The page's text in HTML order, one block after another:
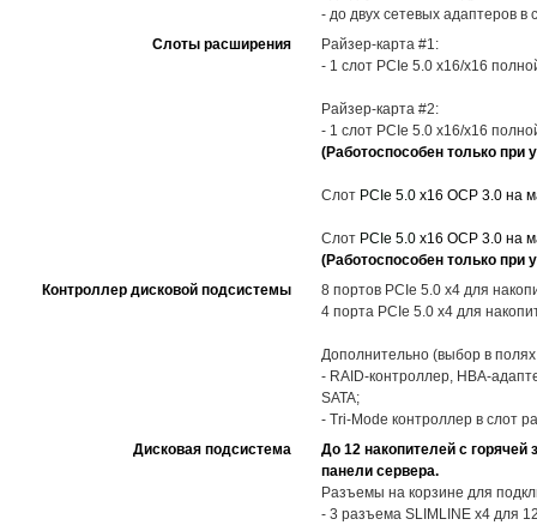
- до двух сетевых адаптеров
Слоты расширения
Райзер-карта #1:
- 1 слот PCIe 5.0 x16/x16
Райзер-карта #2:
- 1 слот PCIe 5.0 x16/x16
(Работоспособен только при
Слот PCIe 5.0 x16 OCP 3.0 на
Слот PCIe 5.0 x16 OCP 3.0 на
(Работоспособен только при
Контроллер дисковой подсистемы
8 портов PCIe 5.0 x4 для
4 порта PCIe 5.0 x4 для
Дополнительно (выбор в
- RAID-контроллер, HBA-
SATA;
- Tri-Mode контроллер в слот
Дисковая подсистема
До 12 накопителей с горячей
панели сервера.
Разъемы на корзине для
- 3 разъема SLIMLINE x4 для